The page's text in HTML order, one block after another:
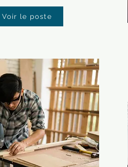
Voir le poste